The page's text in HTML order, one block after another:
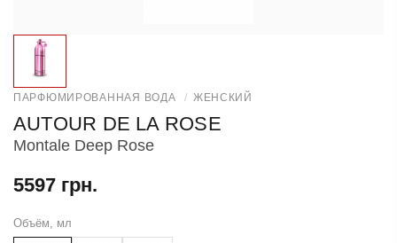
ПАРФЮМИРОВАННАЯ ВОДА / ЖЕНСКИЙ
AUTOUR DE LA ROSE
Montale Deep Rose
5597 грн.
Объём, мл